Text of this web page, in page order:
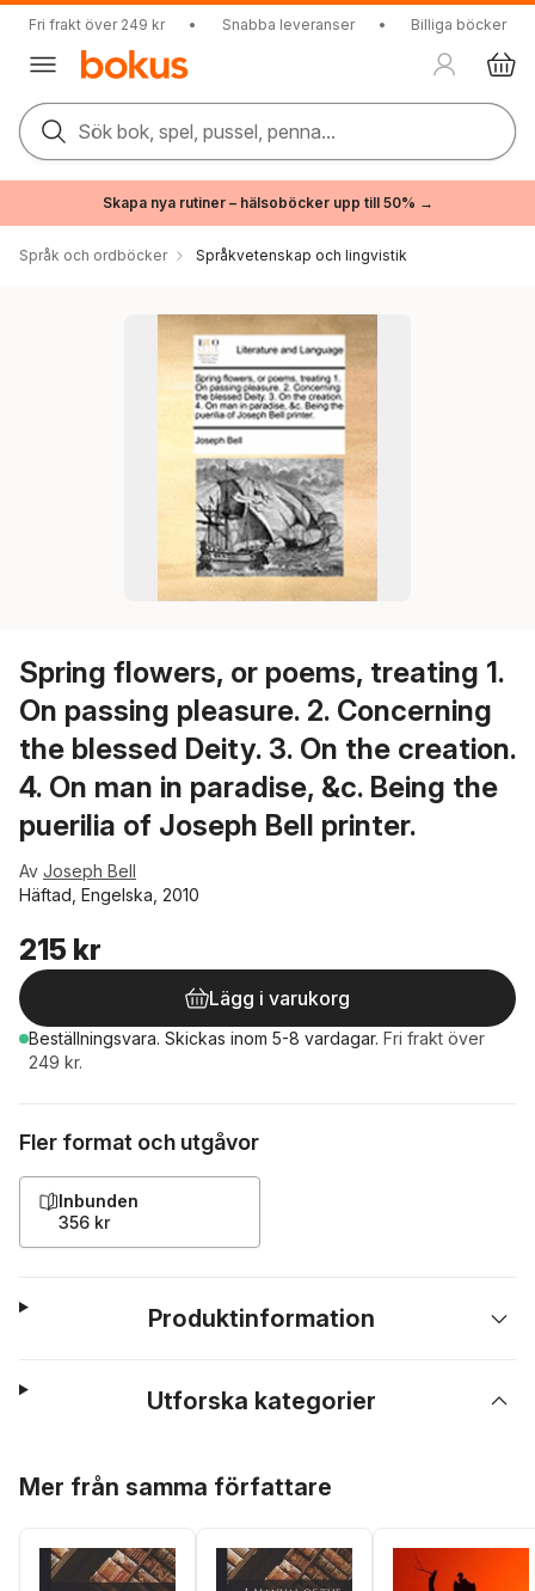
Fri frakt över 249 kr • Snabba leveranser • Billiga böcker
Sök bok, spel, pussel, penna...
Skapa nya rutiner – hälsoböcker upp till 50% →
Språk och ordböcker Språkvetenskap och lingvistik
Spring flowers, or poems, treating 1.
On passing pleasure. 2. Concerning
the blessed Deity. 3. On the creation.
4. On man in paradise, &c. Being the
puerilia of Joseph Bell printer.
Av Joseph Bell
Häftad, Engelska, 2010
215 kr
Lägg i varukorg
Beställningsvara. Skickas inom 5-8 vardagar. Fri frakt över
249 kr.
Fler format och utgåvor
Inbunden
356 kr
Produktinformation
Utforska kategorier
Mer från samma författare